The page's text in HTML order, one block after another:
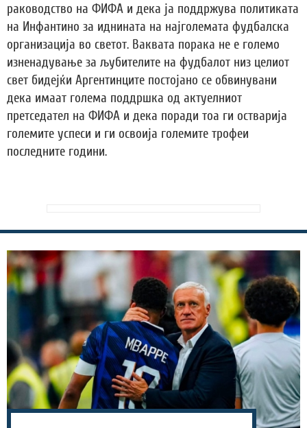
раководство на ФИФА и дека ја поддржува политиката
на Инфантино за иднината на најголемата фудбалска
организација во светот. Ваквата порака не е големо
изненадување за љубителите на фудбалот низ целиот
свет бидејќи Аргентинците постојано се обвинувани
дека имаат голема поддршка од актуелниот
претседател на ФИФА и дека поради тоа ги остварија
големите успеси и ги освоија големите трофеи
последните години.